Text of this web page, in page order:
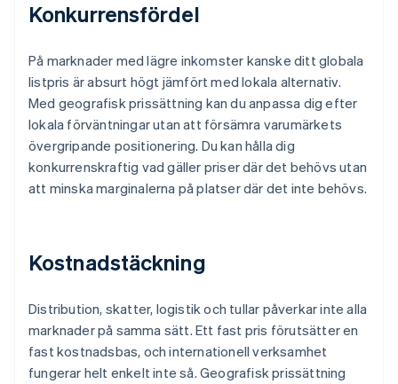
Konkurrensfördel
På marknader med lägre inkomster kanske ditt globala
listpris är absurt högt jämfört med lokala alternativ.
Med geografisk prissättning kan du anpassa dig efter
lokala förväntningar utan att försämra varumärkets
övergripande positionering. Du kan hålla dig
konkurrenskraftig vad gäller priser där det behövs utan
att minska marginalerna på platser där det inte behövs.
Kostnadstäckning
Distribution, skatter, logistik och tullar påverkar inte alla
marknader på samma sätt. Ett fast pris förutsätter en
fast kostnadsbas, och internationell verksamhet
fungerar helt enkelt inte så. Geografisk prissättning